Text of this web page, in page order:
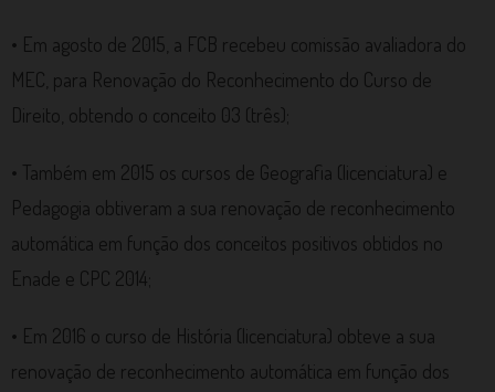
• Em agosto de 2015, a FCB recebeu comissão avaliadora do
MEC, para Renovação do Reconhecimento do Curso de
Direito, obtendo o conceito 03 (três);
• Também em 2015 os cursos de Geografia (licenciatura) e
Pedagogia obtiveram a sua renovação de reconhecimento
automática em função dos conceitos positivos obtidos no
Enade e CPC 2014;
• Em 2016 o curso de História (licenciatura) obteve a sua
renovação de reconhecimento automática em função dos